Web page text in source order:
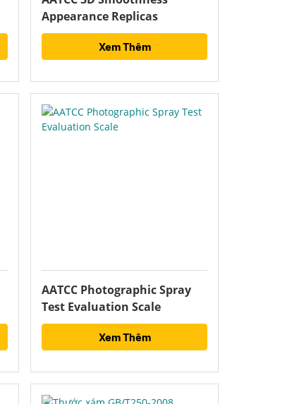
Appearance Replicas
Xem Thêm
AATCC Photographic Spray
Test Evaluation Scale
Xem Thêm